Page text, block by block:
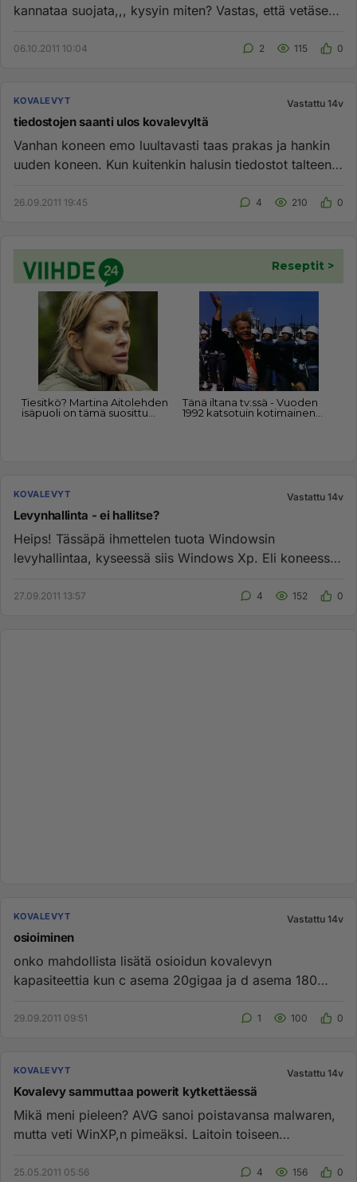
kannataa suojata,,, kysyin miten? Vastas, että vetäsee
06.10.2011 10:04 2 115 0
KOVALEVYT Vastattu 14v
tiedostojen saanti ulos kovalevyltä
Vanhan koneen emo luultavasti taas prakas ja hankin
uuden koneen. Kun kuitenkin halusin tiedostot talteen
26.09.2011 19:45 4 210 0
KOVALEVYT Vastattu 14v
Levynhallinta - ei hallitse?
Heips! Tässäpä ihmettelen tuota Windowsin
levyhallintaa, kyseessä siis Windows Xp. Eli koneessa
27.09.2011 13:57 4 152 0
KOVALEVYT Vastattu 14v
osioiminen
onko mahdollista lisätä osioidun kovalevyn
kapasiteettia kun c asema 20gigaa ja d asema 180
29.09.2011 09:51 1 100 0
KOVALEVYT Vastattu 14v
Kovalevy sammuttaa powerit kytkettäessä
Mikä meni pieleen? AVG sanoi poistavansa malwaren,
mutta veti WinXP,n pimeäksi. Laitoin toiseen
25.05.2011 05:56 4 156 0